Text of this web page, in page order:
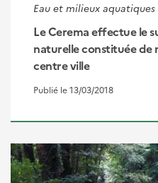
Eau et milieux aquatiques
Le Cerema effectue le
naturelle constituée de
centre ville
Publié le 13/03/2018